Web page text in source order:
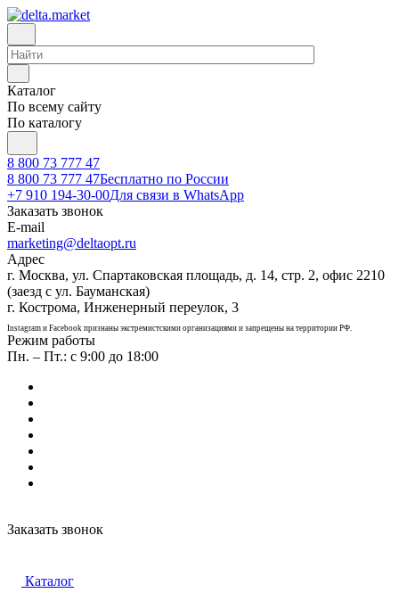
Каталог
По всему сайту
По каталогу
8 800 73 777 47
8 800 73 777 47Бесплатно по России
+7 910 194-30-00Для связи в WhatsApp
Заказать звонок
E-mail
marketing@deltaopt.ru
Адрес
г. Москва, ул. Спартаковская площадь, д. 14, стр. 2, офис 2210
(заезд с ул. Бауманская)
г. Кострома, Инженерный переулок, 3
Instagram и Facebook признаны экстремистскими организациями и запрещены на территории РФ.
Режим работы
Пн. – Пт.: с 9:00 до 18:00
Заказать звонок
Каталог